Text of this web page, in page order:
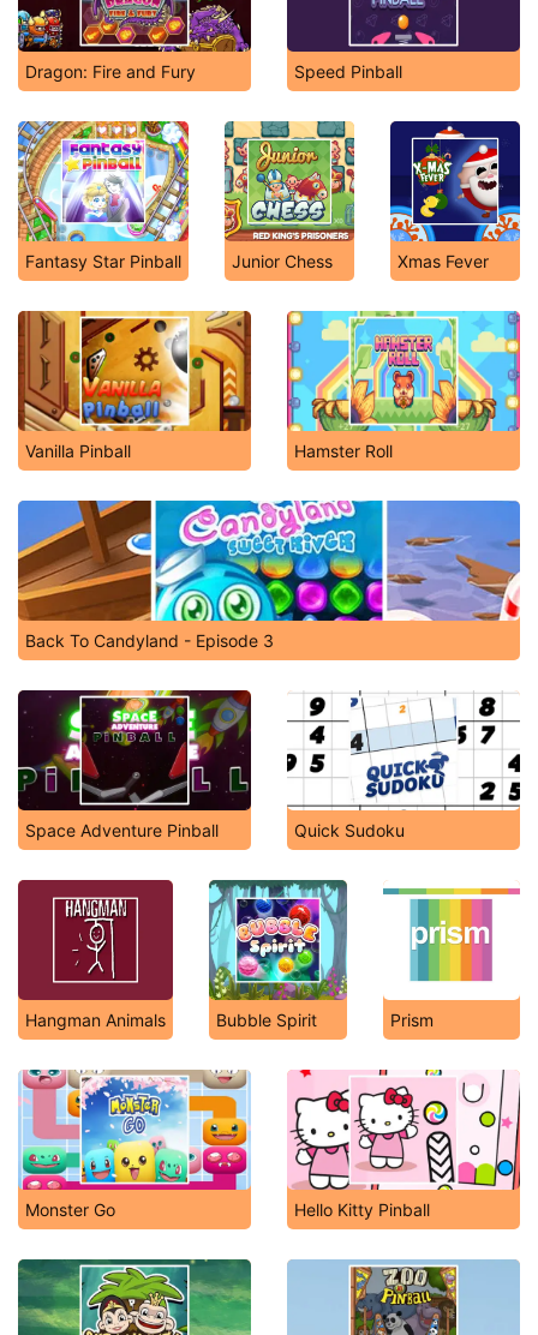
Dragon: Fire and Fury Speed Pinball
Fantasy Star Pinball Junior Chess Xmas Fever
Vanilla Pinball Hamster Roll
Back To Candyland - Episode 3
Space Adventure Pinball Quick Sudoku
Hangman Animals Bubble Spirit Prism
Monster Go Hello Kitty Pinball